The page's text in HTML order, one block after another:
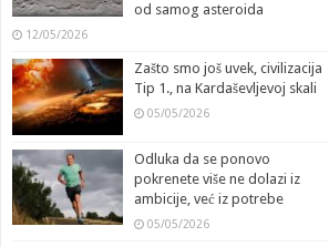
od samog asteroida
12/05/2026
Zašto smo još uvek, civilizacija
Tip 1., na Kardaševljevoj skali
05/05/2026
Odluka da se ponovo
pokrenete više ne dolazi iz
ambicije, već iz potrebe
05/05/2026